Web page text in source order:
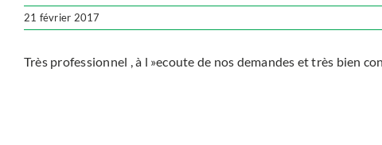
21 février 2017
Très professionnel , à l »ecoute de nos demandes et très bien